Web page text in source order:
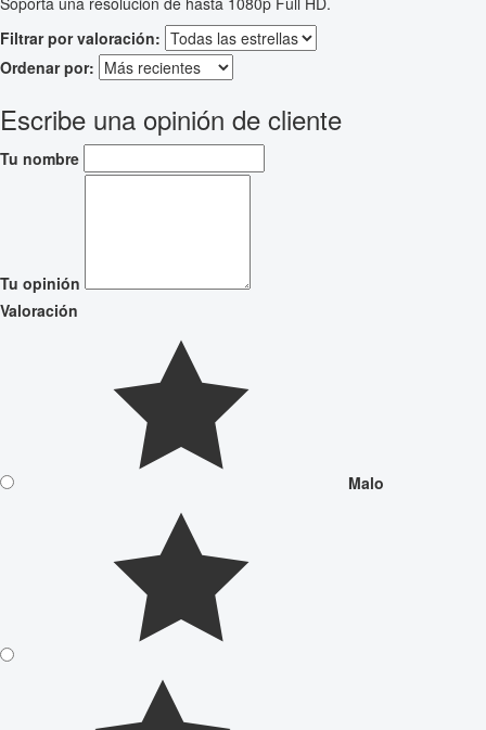
Filtrar por valoración:
Ordenar por:
Escribe una opinión de cliente
Tu nombre
Tu opinión
Valoración
Malo